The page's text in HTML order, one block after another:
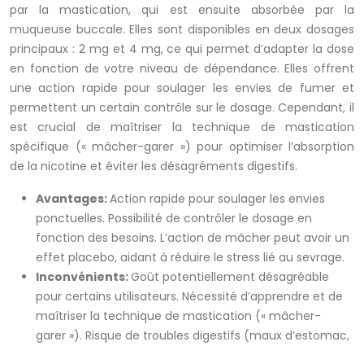
par la mastication, qui est ensuite absorbée par la
muqueuse buccale. Elles sont disponibles en deux dosages
principaux : 2 mg et 4 mg, ce qui permet d’adapter la dose
en fonction de votre niveau de dépendance. Elles offrent
une action rapide pour soulager les envies de fumer et
permettent un certain contrôle sur le dosage. Cependant, il
est crucial de maîtriser la technique de mastication
spécifique (« mâcher-garer ») pour optimiser l’absorption
de la nicotine et éviter les désagréments digestifs.
Avantages:Action rapide pour soulager les envies
ponctuelles. Possibilité de contrôler le dosage en
fonction des besoins. L’action de mâcher peut avoir un
effet placebo, aidant à réduire le stress lié au sevrage.
Inconvénients:Goût potentiellement désagréable
pour certains utilisateurs. Nécessité d’apprendre et de
maîtriser la technique de mastication (« mâcher-
garer »). Risque de troubles digestifs (maux d’estomac,